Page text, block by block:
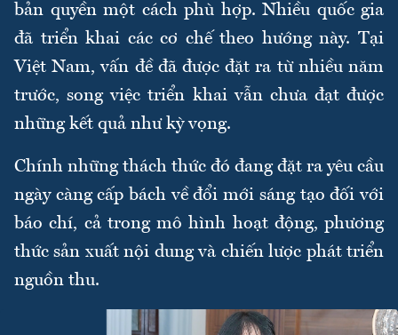
bản quyền một cách phù hợp. Nhiều quốc gia
đã triển khai các cơ chế theo hướng này. Tại
Việt Nam, vấn đề đã được đặt ra từ nhiều năm
trước, song việc triển khai vẫn chưa đạt được
những kết quả như kỳ vọng.
Chính những thách thức đó đang đặt ra yêu cầu
ngày càng cấp bách về đổi mới sáng tạo đối với
báo chí, cả trong mô hình hoạt động, phương
thức sản xuất nội dung và chiến lược phát triển
nguồn thu.